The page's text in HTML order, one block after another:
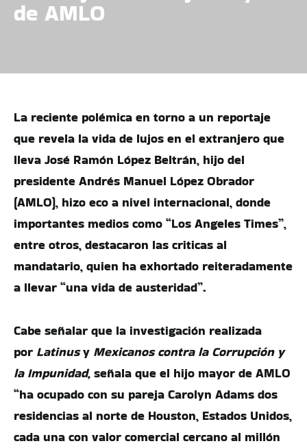
de AMLO
La reciente polémica en torno a un reportaje
que revela la vida de lujos en el extranjero que
lleva José Ramón López Beltrán, hijo del
presidente Andrés Manuel López Obrador
(AMLO), hizo eco a nivel internacional, donde
importantes medios como “Los Angeles Times”,
entre otros, destacaron las criticas al
mandatario, quien ha exhortado reiteradamente
a llevar “una vida de austeridad”.
Cabe señalar que la investigación realizada
por Latinusy Mexicanos contra la Corrupción y
la Impunidad, señala que el hijo mayor de AMLO
“ha ocupado con su pareja Carolyn Adams dos
residencias al norte de Houston, Estados Unidos,
cada una con valor comercial cercano al millón